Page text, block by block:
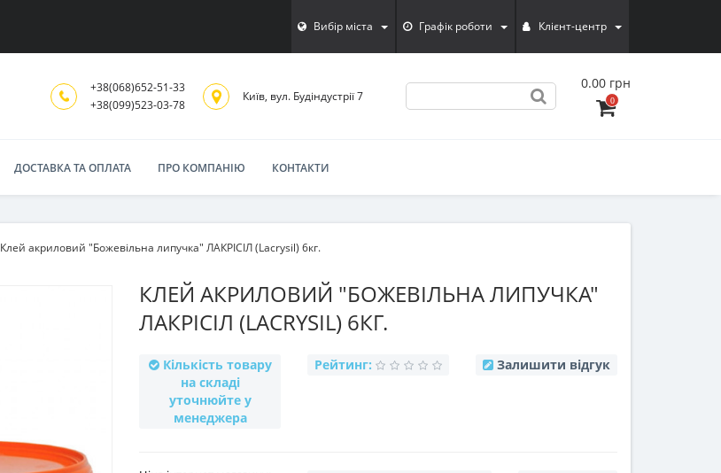
Вибiр мiста Графік роботи Клієнт-центр
+38(068)652-51-33
‎+38(099)523-03-78
Київ, вул. Будіндустрії 7
0.00 грн
0
ДОСТАВКА ТА ОПЛАТА ПРО КОМПАНІЮ КОНТАКТИ
Клей акриловий "Божевільна липучка" ЛАКРІСІЛ (Lacrysil) 6кг.
КЛЕЙ АКРИЛОВИЙ "БОЖЕВІЛЬНА ЛИПУЧКА"
ЛАКРІСІЛ (LACRYSIL) 6КГ.
Кількість товару
на складі
уточнюйте у
менеджера
Рейтинг: Залишити відгук